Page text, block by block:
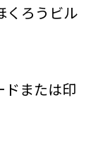
くろうビル
ドまたは印